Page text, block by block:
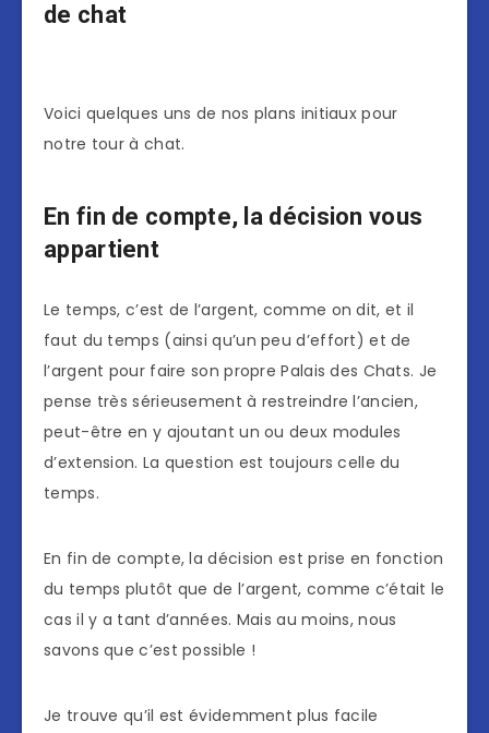
de chat
Voici quelques uns de nos plans initiaux pour
notre tour à chat.
En fin de compte, la décision vous
appartient
Le temps, c’est de l’argent, comme on dit, et il
faut du temps (ainsi qu’un peu d’effort) et de
l’argent pour faire son propre Palais des Chats. Je
pense très sérieusement à restreindre l’ancien,
peut-être en y ajoutant un ou deux modules
d’extension. La question est toujours celle du
temps.
En fin de compte, la décision est prise en fonction
du temps plutôt que de l’argent, comme c’était le
cas il y a tant d’années. Mais au moins, nous
savons que c’est possible !
Je trouve qu’il est évidemment plus facile